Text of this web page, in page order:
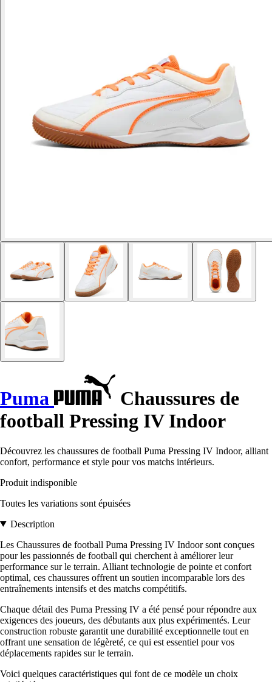
Puma
Chaussures de
football Pressing IV Indoor
Découvrez les chaussures de football Puma Pressing IV Indoor, alliant
confort, performance et style pour vos matchs intérieurs.
Produit indisponible
Toutes les variations sont épuisées
Description
Les Chaussures de football Puma Pressing IV Indoor sont conçues
pour les passionnés de football qui cherchent à améliorer leur
performance sur le terrain. Alliant technologie de pointe et confort
optimal, ces chaussures offrent un soutien incomparable lors des
entraînements intensifs et des matchs compétitifs.
Chaque détail des Puma Pressing IV a été pensé pour répondre aux
exigences des joueurs, des débutants aux plus expérimentés. Leur
construction robuste garantit une durabilité exceptionnelle tout en
offrant une sensation de légèreté, ce qui est essentiel pour vos
déplacements rapides sur le terrain.
Voici quelques caractéristiques qui font de ce modèle un choix